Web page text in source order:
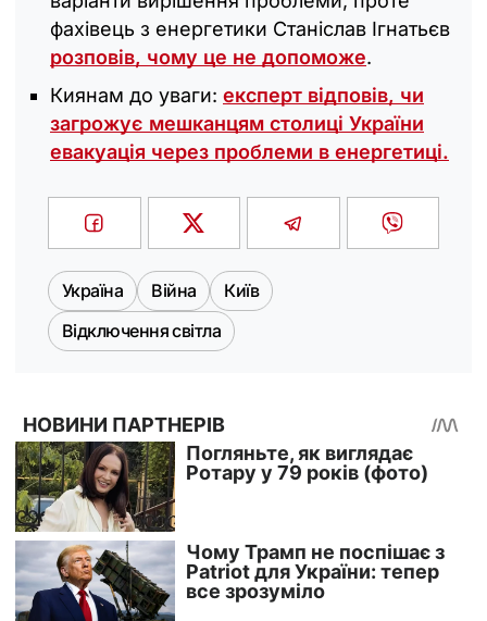
фахівець з енергетики Станіслав Ігнатьєв
розповів, чому це не допоможе.
Киянам до уваги: експерт відповів, чи
загрожує мешканцям столиці України
евакуація через проблеми в енергетиці.
Україна Війна
Київ
Відключення світла